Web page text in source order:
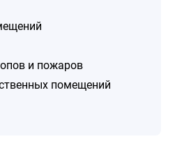
и пожаров
помещений